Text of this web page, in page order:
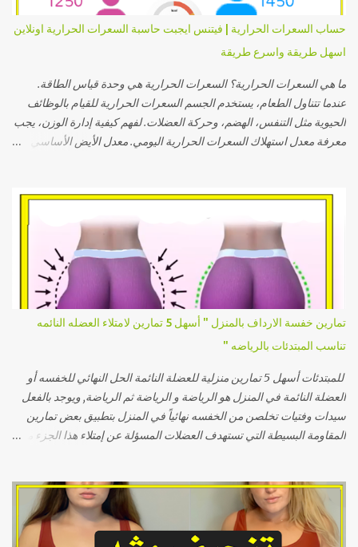
ان كان نظام تمارين خاص بالتمرين في النادي او صالة الجيم فقومي دائما
بالإحماء كما ستشاهدي في الدقا...
حساب السعرات الحرارية | فيتنس ايجبت حاسبة السعرات الحرارية اونلاين
اسهل طريقة واسرع طريقة
ما هي السعرات الحرارية؟ السعرات الحرارية هي وحدة قياس الطاقة.
عندما تتناول الطعام، يستخدم الجسم السعرات الحرارية للقيام بالوظائف
الحيوية مثل التنفس، الهضم، وحركة العضلات. لفهم كيفية إدارة الوزن، يجب
معرفة معدل استهلاك السعرات الحرارية اليومي. معدل الأيض الأساسي
يتم حسابه باستخدام معادلات علمية تأخذ في الاعتبار العمر، الطول، الوزن،
(سم) - 5 × العمر (بالسنوات) - 161 كيفية حساب الاحتياج اليومي من
السعرات الحرارية: بمجرد حساب معدل الأيض الأساسي، يُضرب في معامل
النشاط البدني لتحديد إجمالي الاحتياج اليومي: نشاط خفيف (عمل مكتبي):
السعرات ...
تمارين خفسة الارداف بالمنزل " أسهل 5 تمارين لامتلاء العضله النائمه
تناسب المبتدئات بالرياضه "
للمبتدئات أسهل 5 تمارين منزلية للعضلة النائمة الحل النهائي للخفسه أو
العضلة النائمة في المنزل هو الرياضة و الرياضة ثم الرياضة, ويوجد بالفعل
سيدات وفتيات تخلصن من الخفسه نهائياً في المنزل بتطبيق بعض تمارين
المقاومة البسيطة التي تستهدف العضلات المسؤلة عن إمتلاء هذا الجزء من
أشرح في هذا المقال أِسهل خمسة تمارين منزلية للعضلة النائمة بطريقة
الأداء وأهم النصائح الخاصة بالتغذية التي ستساعدك على التخلص من
العضلة النائمة... السبب الرئيسي لظهور الخفسه حتى نتخلص من هذه